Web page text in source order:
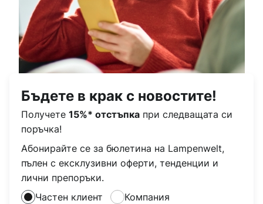
Бъдете в крак с новостите!
Получете 15%* отстъпка при следващата си
поръчка!
Абонирайте се за бюлетина на Lampenwelt,
пълен с ексклузивни оферти, тенденции и
лични препоръки.
Частен клиент
Компания